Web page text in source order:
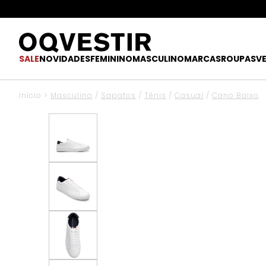
SALENOVIDADESFEMININOMASCULINOMARCASROUPAS
Início > Masculino / Sapatos / Tênis / Casual / Cano Baixo